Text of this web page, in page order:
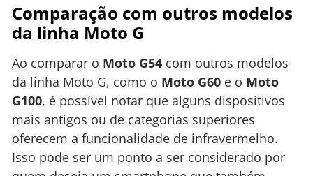
Comparação com outros modelos
da linha Moto G
Ao comparar o Moto G54 com outros modelos
da linha Moto G, como o Moto G60 e o Moto
G100, é possível notar que alguns dispositivos
mais antigos ou de categorias superiores
oferecem a funcionalidade de infravermelho.
Isso pode ser um ponto a ser considerado por